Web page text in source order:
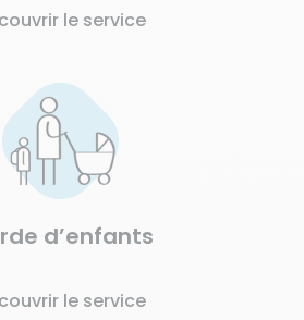
le service
d’enfants
le service